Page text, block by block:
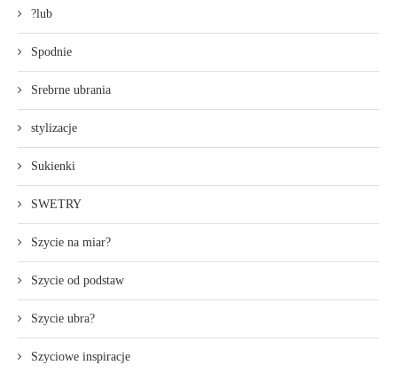
?lub
Spodnie
Srebrne ubrania
stylizacje
Sukienki
SWETRY
Szycie na miar?
Szycie od podstaw
Szycie ubra?
Szyciowe inspiracje